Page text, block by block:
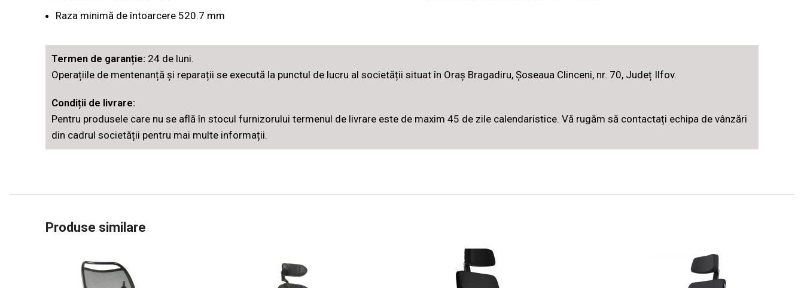
Raza minimă de întoarcere 520.7 mm
Termen de garanție: 24 de luni.
Operațiile de mentenanță și reparații se execută la punctul de lucru al societății situat în Oraș Bragadiru, Șoseaua Clinceni, nr. 70, Județ Ilfov.
Condiții de livrare:
Pentru produsele care nu se află în stocul furnizorului termenul de livrare este de maxim 45 de zile calendaristice. Vă rugăm să contactați echipa de vânzări
din cadrul societății pentru mai multe informații.
Produse similare